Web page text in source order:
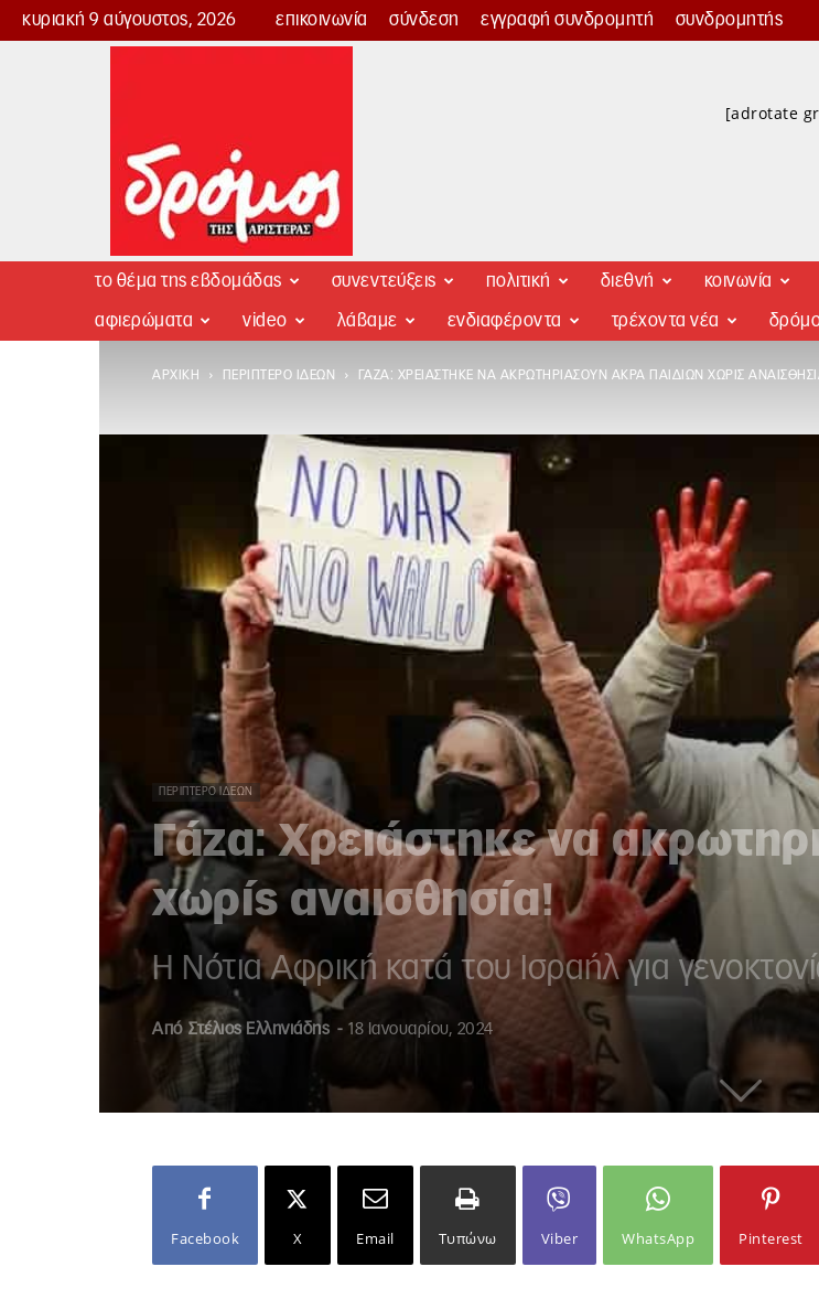
κυριακή 9 αύγουστος, 2026 επικοινωνία σύνδεση εγγραφή συνδρομητή συνδρομητής
Δρόμος
[adrotate
το θέμα της εβδομάδας συνεντεύξεις πολιτική διεθνή κοινωνία
αφιερώματα video λάβαμε ενδιαφέροντα τρέχοντα νέα
ΑΡΧΙΚΉ ΠΕΡΊΠΤΕΡΟ ΙΔΕΏΝ ΓΆΖΑ: ΧΡΕΙΆΣΤΗΚΕ ΝΑ ΑΚΡΩΤΗΡΙΆΣΟΥΝ ΆΚΡΑ ΠΑΙΔΙΏΝ ΧΩΡΊΣ
ΠΕΡΊΠΤΕΡΟ ΙΔΕΏΝ
Γάζα: Χρειάστηκε να
χωρίς αναισθησία!
Η Νότια Αφρική κατά του Ισραήλ για
Από Στέλιος Ελληνιάδης - 18 Ιανουαρίου, 2024
Facebook X Email Τυπώνω Viber WhatsApp Pinterest